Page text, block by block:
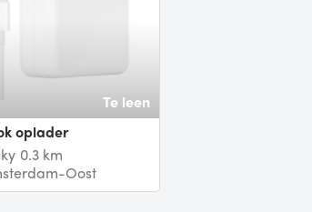
Te leen
oplader
0.3 km
Oost